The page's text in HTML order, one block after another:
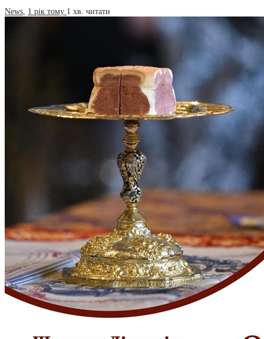
News, 1 рік тому 1 хв. читати